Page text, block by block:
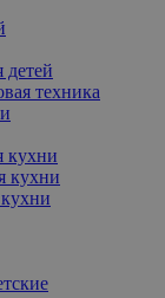
детей
техника
кухни
кухни